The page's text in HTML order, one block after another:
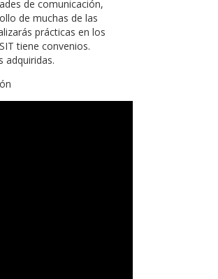
de comunicación,
de muchas de las
prácticas en los
tiene convenios.
adquiridas.